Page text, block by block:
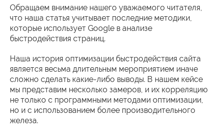
Обращаем внимание нашего уважаемого читателя,
что наша статья учитывает последние методики,
которые использует Google в анализе
быстродействия страниц.
Наша история оптимизации быстродействия сайта
является весьма длительным мероприятием иначе
сложно сделать какие-либо выводы. В нашем кейсе
мы представим несколько замеров, и их корреляцию
не только с программными методами оптимизации,
но и с использованием более производительного
железа.